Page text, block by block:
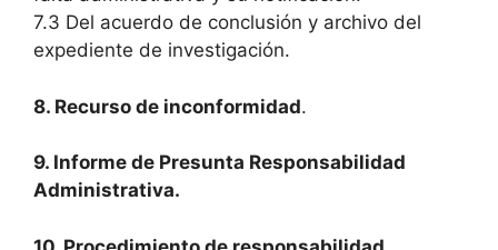
7.3 Del acuerdo de conclusión y archivo del
expediente de investigación.
8. Recurso de inconformidad.
9. Informe de Presunta Responsabilidad
Administrativa.